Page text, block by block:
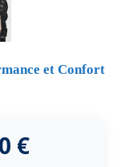
et Confort
€